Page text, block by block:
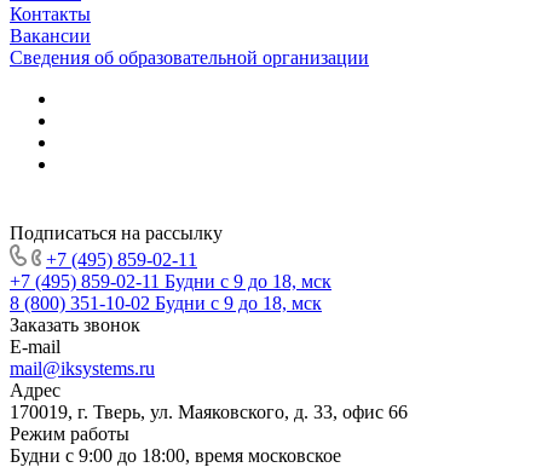
Контакты
Вакансии
Сведения об образовательной организации
Подписаться на рассылку
+7 (495) 859-02-11
+7 (495) 859-02-11 Будни с 9 до 18, мск
8 (800) 351-10-02 Будни с 9 до 18, мск
Заказать звонок
E-mail
mail@iksystems.ru
Адрес
170019, г. Тверь, ул. Маяковского, д. 33, офис 66
Режим работы
Будни с 9:00 до 18:00, время московское